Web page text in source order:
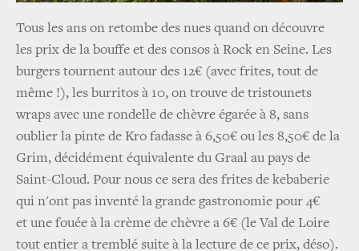
Tous les ans on retombe des nues quand on découvre
les prix de la bouffe et des consos à Rock en Seine. Les
burgers tournent autour des 12€ (avec frites, tout de
même !), les burritos à 10, on trouve de tristounets
wraps avec une rondelle de chèvre égarée à 8, sans
oublier la pinte de Kro fadasse à 6,50€ ou les 8,50€ de la
Grim, décidément équivalente du Graal au pays de
Saint-Cloud. Pour nous ce sera des frites de kebaberie
qui n'ont pas inventé la grande gastronomie pour 4€
et une fouée à la crème de chèvre a 6€ (le Val de Loire
tout entier a tremblé suite à la lecture de ce prix, déso).